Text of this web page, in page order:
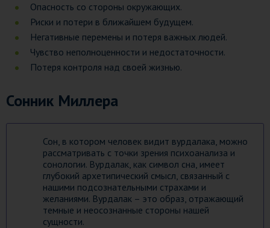
Опасность со стороны окружающих.
Риски и потери в ближайшем будущем.
Негативные перемены и потеря важных людей.
Чувство неполноценности и недостаточности.
Потеря контроля над своей жизнью.
Сонник Миллера
Сон, в котором человек видит вурдалака, можно
рассматривать с точки зрения психоанализа и
сонологии. Вурдалак, как символ сна, имеет
глубокий архетипический смысл, связанный с
нашими подсознательными страхами и
желаниями. Вурдалак – это образ, отражающий
темные и неосознанные стороны нашей
сущности.